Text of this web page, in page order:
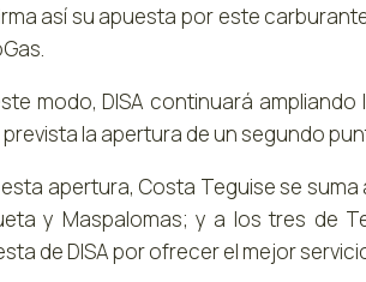
así su apuesta por este
modo, DISA continuará
la apertura de un segundo
apertura, Costa Teguise se suma
y Maspalomas; y a los tres de
de DISA por ofrecer el mejor